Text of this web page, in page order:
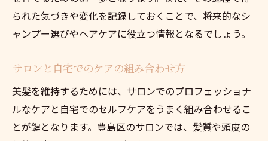
られた気づきや変化を記録しておくことで、将来的なシ
ャンプー選びやヘアケアに役立つ情報となるでしょう。
サロンと自宅でのケアの組み合わせ方
美髪を維持するためには、サロンでのプロフェッショナ
ルなケアと自宅でのセルフケアをうまく組み合わせるこ
とが鍵となります。豊島区のサロンでは、髪質や頭皮の